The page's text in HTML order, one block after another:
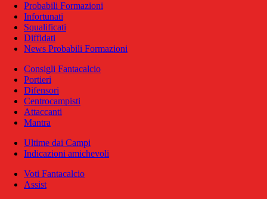
Probabili Formazioni
Infortunati
Squalificati
Diffidati
News Probabili Formazioni
Consigli Fantacalcio
Portieri
Difensori
Centrocampisti
Attaccanti
Mantra
Ultime dai Campi
Indicazioni amichevoli
Voti Fantacalcio
Assist